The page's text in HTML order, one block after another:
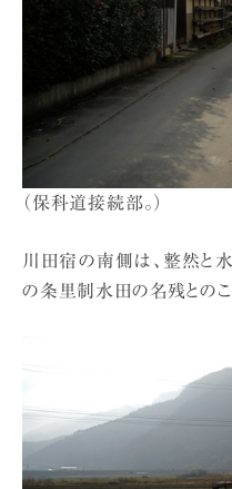
（保科道接続部。）
川田宿の南側は、整然と
の条里制水田の名残とのこ